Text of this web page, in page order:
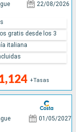
22/08/2026
+Tasas
gratis desde los 3
italiana
01/05/2027